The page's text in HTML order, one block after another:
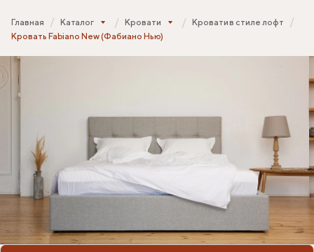
Главная Каталог Кровати
Кровати в стиле лофт
Кровать Fabiano New (Фабиано Нью)